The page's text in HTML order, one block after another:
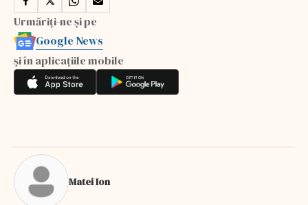
Urmăriți-ne și pe
Google News
și în aplicațiile mobile
Matei Ion